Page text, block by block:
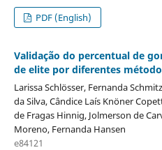
PDF (English)
Validação do percentual de
de elite por diferentes
Larissa Schlösser, Fernanda
da Silva, Cândice Laís Knöner
de Fragas Hinnig, Jolmerson de
Moreno, Fernanda Hansen
e84121